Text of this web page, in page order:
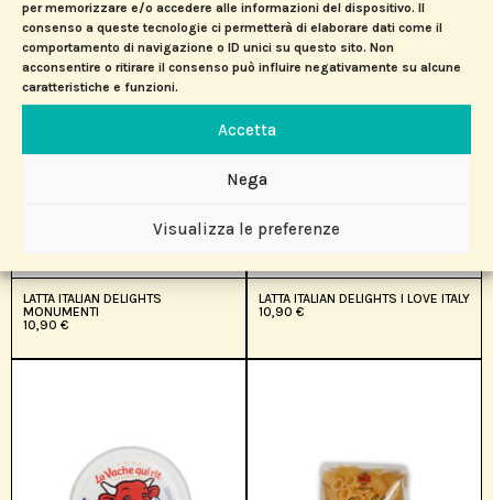
per memorizzare e/o accedere alle informazioni del dispositivo. Il
consenso a queste tecnologie ci permetterà di elaborare dati come il
comportamento di navigazione o ID unici su questo sito. Non
acconsentire o ritirare il consenso può influire negativamente su alcune
caratteristiche e funzioni.
Accetta
Nega
Visualizza le preferenze
LATTA ITALIAN DELIGHTS
MONUMENTI
10,90 €
LATTA ITALIAN DELIGHTS I LOVE ITALY
10,90 €